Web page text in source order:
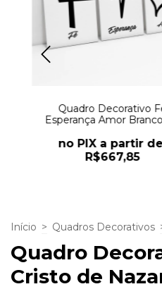
Quadro Decorativo
Esperança Amor
no PIX a partir
R$667,85
Início > Quadros Decorativos
Quadro
Cristo de